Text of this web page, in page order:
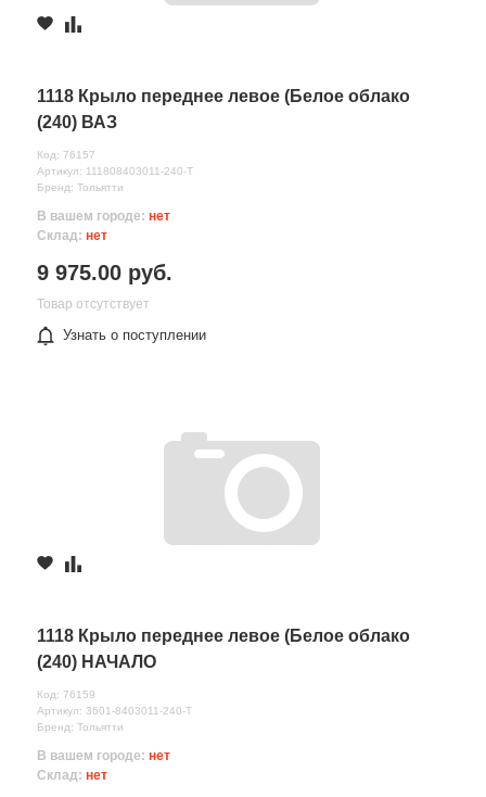
1118 Крыло переднее левое (Белое облако
(240) ВАЗ
Код: 76157
Артикул: 111808403011-240-Т
Бренд: Тольятти
В вашем городе: нет
Склад: нет
9 975.00 руб.
Товар отсутствует
Узнать о поступлении
1118 Крыло переднее левое (Белое облако
(240) НАЧАЛО
Код: 76159
Артикул: 3601-8403011-240-Т
Бренд: Тольятти
В вашем городе: нет
Склад: нет